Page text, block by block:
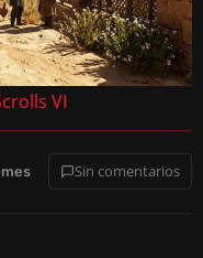
VI
mes Sin comentarios